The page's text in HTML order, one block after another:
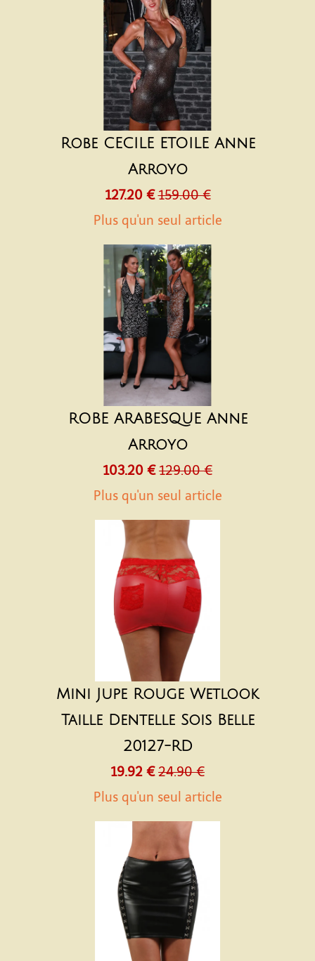
Robe CECILE ETOILE Anne
Arroyo
127.20 € 159.00 €
Plus qu'un seul article
ROBE ARABESQUE Anne
Arroyo
103.20 € 129.00 €
Plus qu'un seul article
Mini Jupe Rouge Wetlook
Taille Dentelle Sois Belle
20127-RD
19.92 € 24.90 €
Plus qu'un seul article